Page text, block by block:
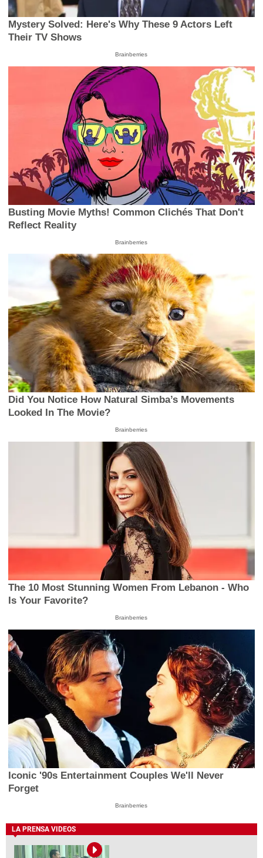
Mystery Solved: Here's Why These 9 Actors Left
Their TV Shows
Brainberries
Busting Movie Myths! Common Clichés That Don't
Reflect Reality
Brainberries
Did You Notice How Natural Simba’s Movements
Looked In The Movie?
Brainberries
The 10 Most Stunning Women From Lebanon - Who
Is Your Favorite?
Brainberries
Iconic '90s Entertainment Couples We'll Never
Forget
Brainberries
LA PRENSA VIDEOS